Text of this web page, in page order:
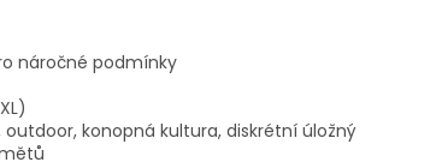
náročné podmínky
konopná kultura, diskrétní úložný